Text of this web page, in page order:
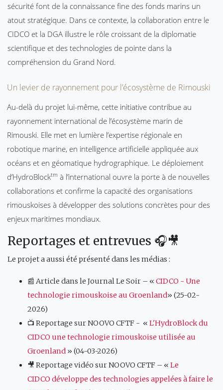
sécurité font de la connaissance fine des fonds marins un
atout stratégique. Dans ce contexte, la collaboration entre le
CIDCO et la DGA illustre le rôle croissant de la diplomatie
scientifique et des technologies de pointe dans la
compréhension du Grand Nord.
Un levier de rayonnement pour l’écosystème de Rimouski
Au-delà du projet lui-même, cette initiative contribue au
rayonnement international de l’écosystème marin de
Rimouski. Elle met en lumière l’expertise régionale en
robotique marine, en intelligence artificielle appliquée aux
océans et en géomatique hydrographique. Le déploiement
d’HydroBlocktm à l’international ouvre la porte à de nouvelles
collaborations et confirme la capacité des organisations
rimouskoises à développer des solutions concrètes pour des
enjeux maritimes mondiaux.
Reportages et entrevues 🎧🎥
Le projet a aussi été présenté dans les médias :
📰 Article dans le Journal Le Soir – « CIDCO - Une
technologie rimouskoise au Groenland» (25-02-
2026)
📺 Reportage sur NOOVO CFTF - « L'HydroBlock du
CIDCO une technologie rimouskoise utilisée au
Groenland » (04-03-2026)
🎥 Reportage vidéo sur NOOVO CFTF – « Le
CIDCO développe des technologies appelées à faire le